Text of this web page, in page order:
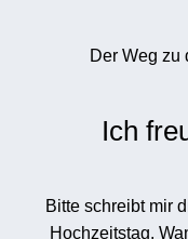
Der Weg zu
Ich
Bitte schreibt mir
Hochzeitstag.